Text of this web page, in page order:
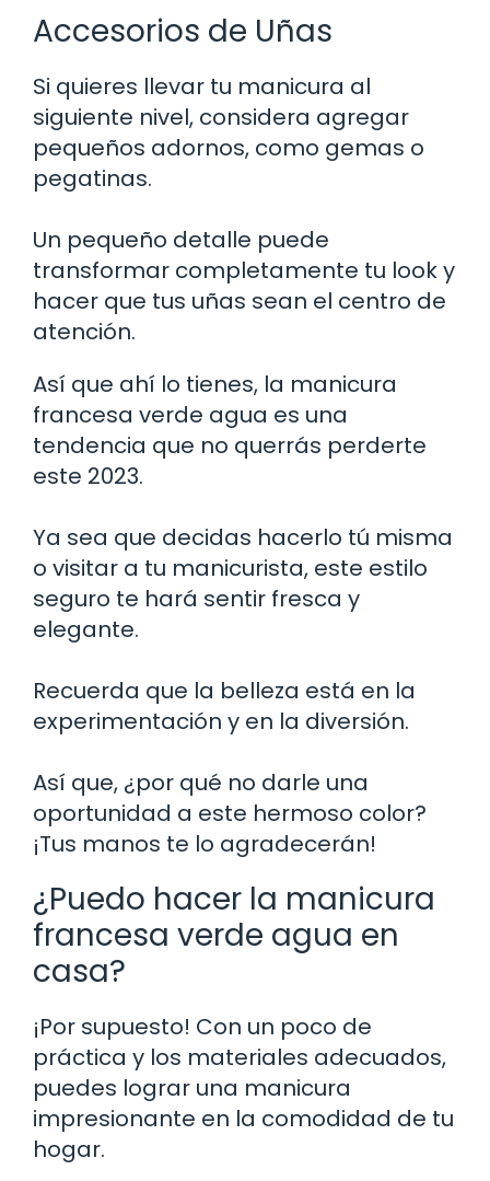
Accesorios de Uñas
Si quieres llevar tu manicura al
siguiente nivel, considera agregar
pequeños adornos, como gemas o
pegatinas.
Un pequeño detalle puede
transformar completamente tu look y
hacer que tus uñas sean el centro de
atención.
Así que ahí lo tienes, la manicura
francesa verde agua es una
tendencia que no querrás perderte
este 2023.
Ya sea que decidas hacerlo tú misma
o visitar a tu manicurista, este estilo
seguro te hará sentir fresca y
elegante.
Recuerda que la belleza está en la
experimentación y en la diversión.
Así que, ¿por qué no darle una
oportunidad a este hermoso color?
¡Tus manos te lo agradecerán!
¿Puedo hacer la manicura
francesa verde agua en
casa?
¡Por supuesto! Con un poco de
práctica y los materiales adecuados,
puedes lograr una manicura
impresionante en la comodidad de tu
hogar.